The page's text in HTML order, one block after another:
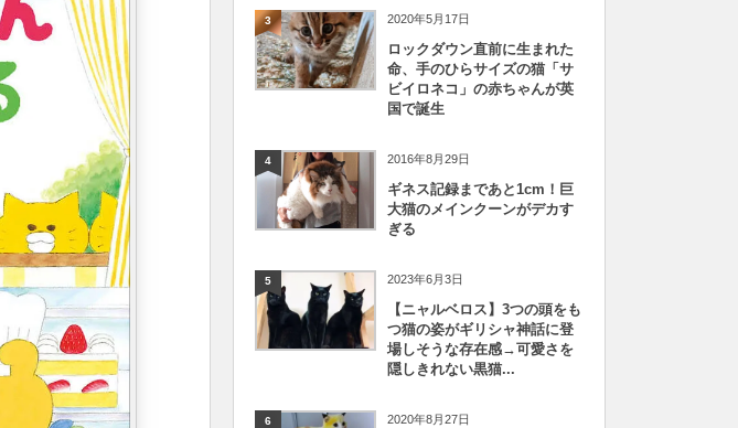
3 2020年5月17日
ロックダウン直前に生まれた
命、手のひらサイズの猫「サ
ビイロネコ」の赤ちゃんが英
国で誕生
4 2016年8月29日
ギネス記録まであと1cm！巨
大猫のメインクーンがデカす
ぎる
5 2023年6月3日
【ニャルベロス】3つの頭をも
つ猫の姿がギリシャ神話に登
場しそうな存在感→可愛さを
隠しきれない黒猫...
6 2020年8月27日